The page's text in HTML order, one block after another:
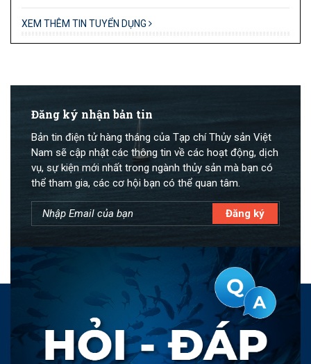
XEM THÊM TIN TUYỂN DỤNG
Đăng ký nhận bản tin
Bản tin điện tử hàng tháng của Tạp chí Thủy sản Việt
Nam sẽ cập nhật các thông tin về các hoạt động, dịch
vụ, sự kiện mới nhất trong ngành thủy sản mà bạn có
thể tham gia, các cơ hội bạn có thể quan tâm.